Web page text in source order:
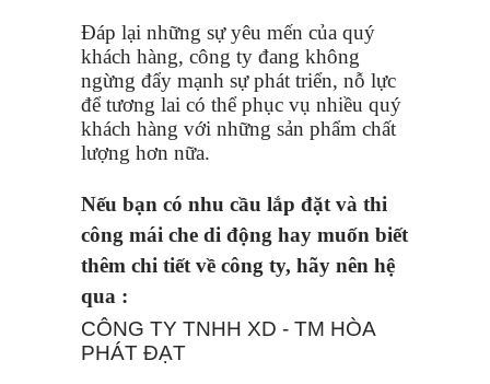
Đáp lại những sự yêu mến của quý
khách hàng, công ty đang không
ngừng đẩy mạnh sự phát triển, nỗ lực
để tương lai có thể phục vụ nhiều quý
khách hàng với những sản phẩm chất
lượng hơn nữa.
Nếu bạn có nhu cầu lắp đặt và thi
công mái che di động hay muốn biết
thêm chi tiết về công ty, hãy nên hệ
qua :
CÔNG TY TNHH XD - TM HÒA
PHÁT ĐẠT